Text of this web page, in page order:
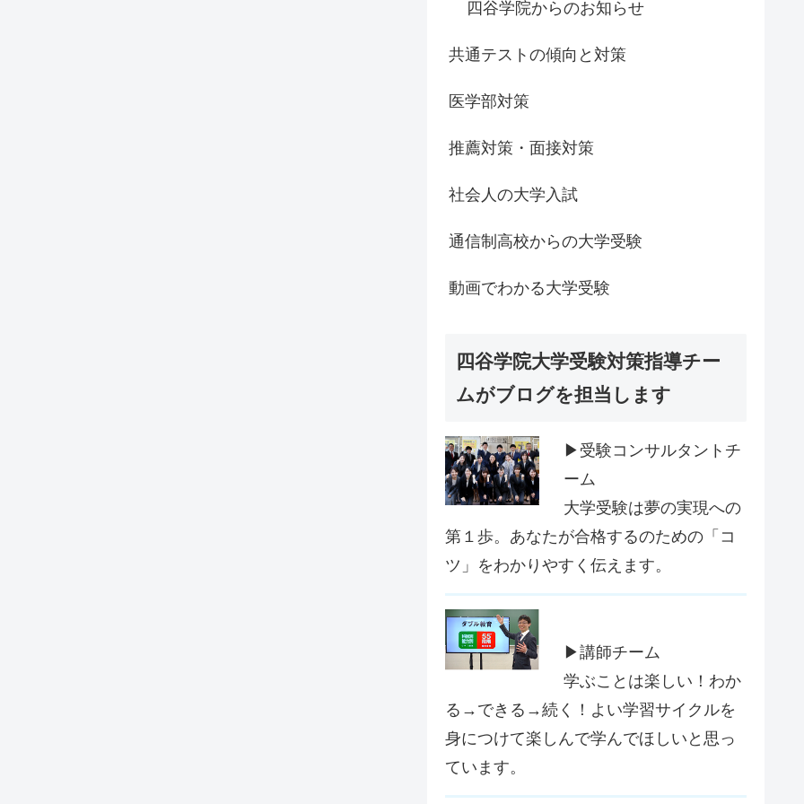
四谷学院からのお知らせ
共通テストの傾向と対策
医学部対策
推薦対策・面接対策
社会人の大学入試
通信制高校からの大学受験
動画でわかる大学受験
四谷学院大学受験対策指導チー
ムがブログを担当します
▶受験コンサルタントチ
ーム
大学受験は夢の実現への
第１歩。あなたが合格するのための「コ
ツ」をわかりやすく伝えます。
▶講師チーム
学ぶことは楽しい！わか
る→できる→続く！よい学習サイクルを
身につけて楽しんで学んでほしいと思っ
ています。